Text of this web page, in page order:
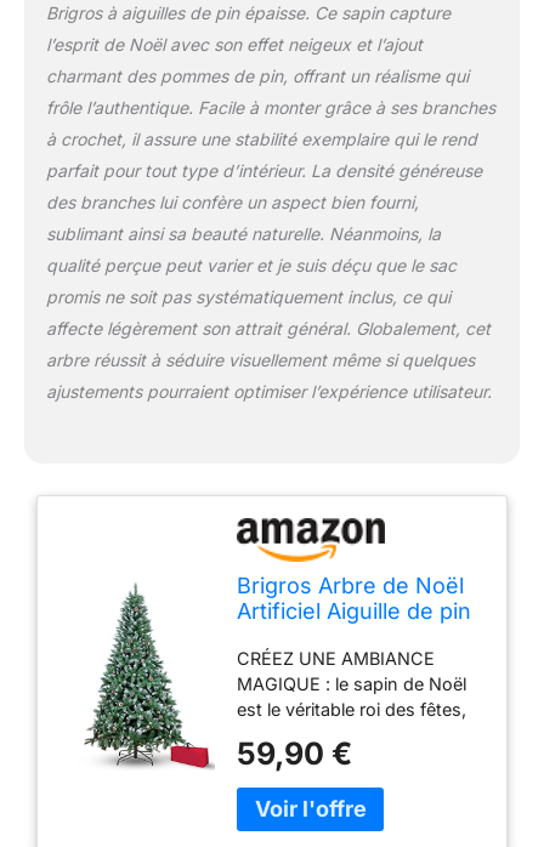
Brigros à aiguilles de pin épaisse. Ce sapin capture
l’esprit de Noël avec son effet neigeux et l’ajout
charmant des pommes de pin, offrant un réalisme qui
frôle l’authentique. Facile à monter grâce à ses branches
à crochet, il assure une stabilité exemplaire qui le rend
parfait pour tout type d’intérieur. La densité généreuse
des branches lui confère un aspect bien fourni,
sublimant ainsi sa beauté naturelle. Néanmoins, la
qualité perçue peut varier et je suis déçu que le sac
promis ne soit pas systématiquement inclus, ce qui
affecte légèrement son attrait général. Globalement, cet
arbre réussit à séduire visuellement même si quelques
ajustements pourraient optimiser l’expérience utilisateur.
Brigros Arbre de Noël
Artificiel Aiguille de pin
réaliste, Branches à
Crochet, Montage
Facile, PVC, Base
métallique, Ignifuge
(150 cm, enneigé)
CRÉEZ UNE AMBIANCE
MAGIQUE : le sapin de Noël
est le véritable roi des fêtes,
chaleur dans chaque maison
et de rassembler toute la
famille pour se faire décorer
avec toutes sortes de
59,90 €